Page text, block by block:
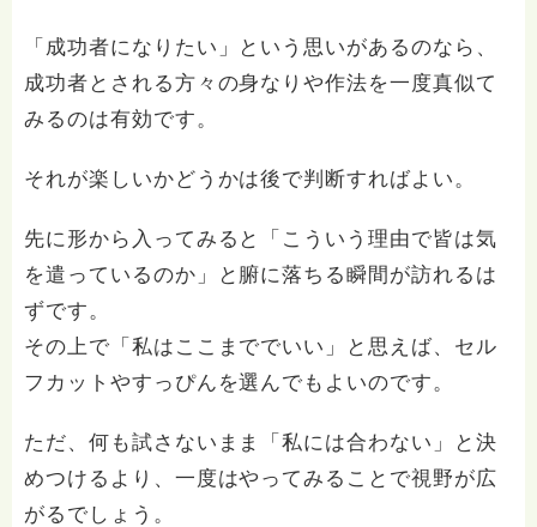
「成功者になりたい」という思いがあるのなら、
成功者とされる方々の身なりや作法を一度真似て
みるのは有効です。
それが楽しいかどうかは後で判断すればよい。
先に形から入ってみると「こういう理由で皆は気
を遣っているのか」と腑に落ちる瞬間が訪れるは
ずです。
その上で「私はここまででいい」と思えば、セル
フカットやすっぴんを選んでもよいのです。
ただ、何も試さないまま「私には合わない」と決
めつけるより、一度はやってみることで視野が広
がるでしょう。